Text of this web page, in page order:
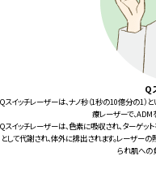
Q
Qスイッチレーザーは、ナノ秒（1秒の10億分の1
療レーザーで、ADM
Qスイッチレーザーは、色素に吸収され、ターゲッ
として代謝され、体外に排出されます。レーザ
られ肌への